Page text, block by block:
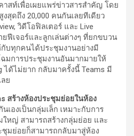
าสท์เพื่อเผยแพร่ข่าวสารสำคัญ โดย
สุดถึง 20,000 คนกันเลยทีเดียว
วิดีโอฟิลเตอร์ และ Live
ฟีเจอร์และลูกเล่นต่างๆ ที่ยกขบวน
บทุกคนได้ประชุมงานอย่างมี
มการประชุมงานอันมากมายให้
ได้ไม่ยาก กลับมาครั้งนี้ Teams มี
ย
สร้างห้องประชุมย่อยในห้อง
นเองเป็นกลุ่มเล็ก เหมาะกับการ
ใหญ่ สามารถสร้างกลุ่มย่อย และ
มย่อยก็สามารถกลับมาสู่ห้อง